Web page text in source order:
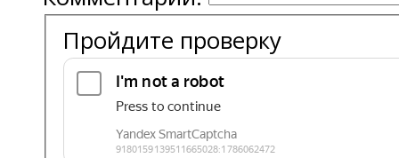
Пройдите проверку